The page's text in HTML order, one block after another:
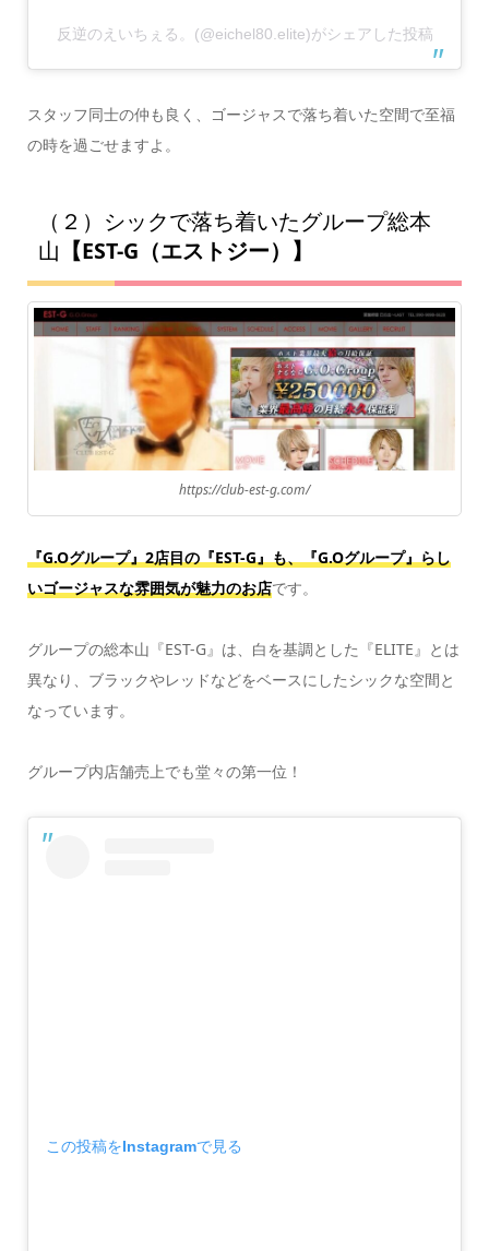
反逆のえいちぇる。(@eichel80.elite)がシェアした投稿
スタッフ同士の仲も良く、ゴージャスで落ち着いた空間で至福
の時を過ごせますよ。
（２）シックで落ち着いたグループ総本
山 【EST-G（エストジー）】
https://club-est-g.com/
『G.Oグループ』2店目の『EST-G』も、『G.Oグループ』らし
いゴージャスな雰囲気が魅力のお店です。
グループの総本山『EST-G』は、白を基調とした『ELITE』とは
異なり、ブラックやレッドなどをベースにしたシックな空間と
なっています。
グループ内店舗売上でも堂々の第一位！
この投稿をInstagramで見る